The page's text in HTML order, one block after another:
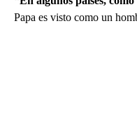
Papa es visto como un